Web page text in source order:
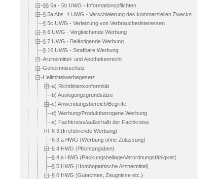
§§ 5a - 5b UWG - Informationspflichten
§ 5a Abs. 4 UWG - Verschleierung des kommerziellen Zwecks
§ 5c UWG - Verletzung von Verbraucherinteressen
§ 6 UWG - Vergleichende Werbung
§ 7 UWG - Belästigende Werbung
§ 16 UWG - Strafbare Werbung
Arzneimittel- und Apothekenrecht
Geheimnisschutz
Heilmittelwerbegesetz
a) Richtlinienkonformität
b) Auslegungsgrundsätze
c) Anwendungsbereich/Begriffe
d) Werbung/Produktbezogene Werbung
e) Fachkreise/außerhalb der Fachkreise
§ 3 (Irreführende Werbung)
§ 3 a HWG (Werbung ohne Zulassung)
§ 4 HWG (Pflichtangaben)
§ 4 a HWG (Packungsbeilage/Verordnungsfähigkeit)
§ 5 HWG (Homöopathische Arzneimittel)
§ 6 HWG (Gutachten, Zeugnisse etc.)